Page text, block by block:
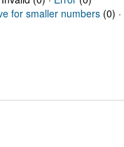
for smaller numbers (0) ·